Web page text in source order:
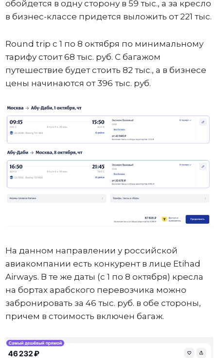
обойдется в одну сторону в 59 тыс., а за кресло
в бизнес-классе придется выложить от 221 тыс.
Round trip с 1 по 8 октября по минимальному
тарифу стоит 68 тыс. руб. С багажом
путешествие будет стоить 82 тыс., а в бизнесе
цены начинаются от 396 тыс. руб.
На данном направлении у российской
авиакомпании есть конкурент в лице Etihad
Airways. В те же даты (с 1 по 8 октября) кресла
на бортах арабского перевозчика можно
забронировать за 46 тыс. руб. в обе стороны,
причем в стоимость включен багаж.